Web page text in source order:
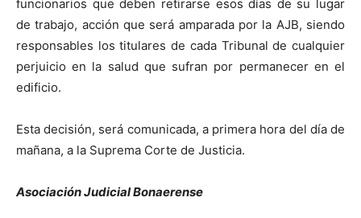
funcionarios que deben retirarse esos días de su lugar
de trabajo, acción que será amparada por la AJB, siendo
responsables los titulares de cada Tribunal de cualquier
perjuicio en la salud que sufran por permanecer en el
edificio.
Esta decisión, será comunicada, a primera hora del día de
mañana, a la Suprema Corte de Justicia.
Asociación Judicial Bonaerense